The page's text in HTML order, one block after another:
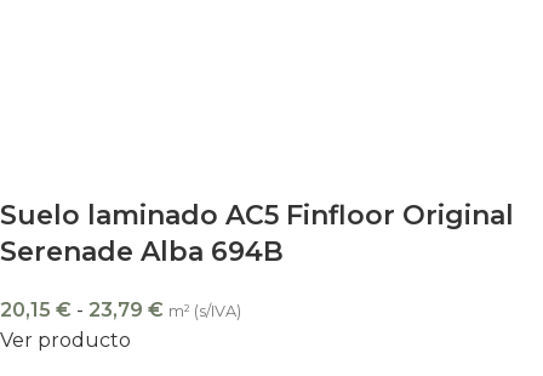
Suelo laminado AC5 Finfloor Original
Serenade Alba 694B
20,15 € - 23,79 € m² (s/IVA)
Ver producto